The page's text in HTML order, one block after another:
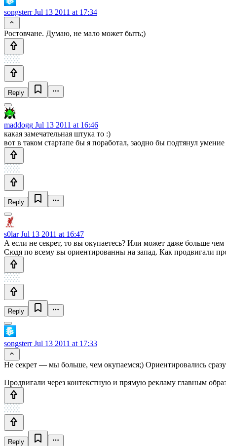
songsterrJul 13 2011 at 17:34
Ростовчане. Думаю, не мало может быть;)
Reply
maddogg Jul 13 2011 at 16:46
какая замечательная штука то :)
вот в таком стартапе бы я поработал, заодно бы подтянул
Reply
s0larJul 13 2011 at 16:47
А если не секрет, то вы окупаетесь? Или может даже больше чем
Сюдя по всему вы ориентированны на запад. Как продвигали
Reply
songsterrJul 13 2011 at 17:33
Не секрет — мы больше, чем окупаемся;) Ориентировались
Продвигали через контекстную и прямую рекламу главным
Reply